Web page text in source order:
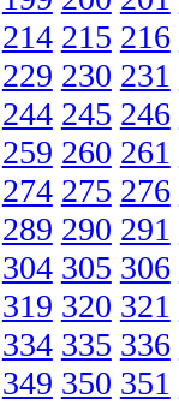
214 215 216
229 230 231
244 245 246
259 260 261
274 275 276
289 290 291
304 305 306
319 320 321
334 335 336
349 350 351